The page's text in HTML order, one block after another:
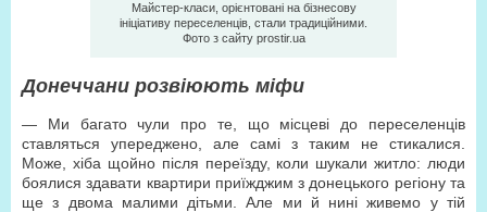
Майстер-класи, орієнтовані на бізнесову
ініціативу переселенців, стали традиційними.
Фото з сайту prostir.ua
Донеччани розвіюють міфи
— Ми багато чули про те, що місцеві до переселенців
ставляться упереджено, але самі з таким не стикалися.
Може, хіба щойно після переїзду, коли шукали житло: люди
боялися здавати квартири приїжджим з донецького регіону та
ще з двома малими дітьми. Але ми й нині живемо у тій